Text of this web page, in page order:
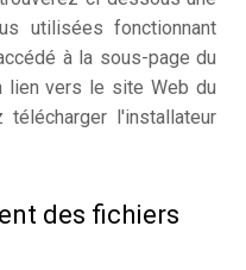
utilisées fonctionnant
à la sous-page du
lien vers le site Web du
télécharger l'installateur
des fichiers